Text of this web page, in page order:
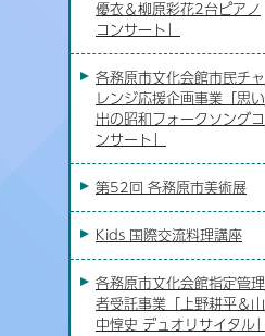
優衣＆柳原彩花2台ピアノ
コンサート」
各務原市文化会館市民チャ
レンジ応援企画事業「思い
出の昭和フォークソングコ
ンサート」
第52回 各務原市美術展
Kids 国際交流料理講座
各務原市文化会館指定管理
者受託事業「上野耕平＆山
中惇史 デュオリサイタル」